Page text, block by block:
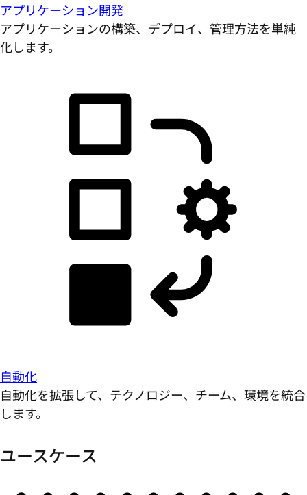
アプリケーション開発
アプリケーションの構築、デプロイ、管理方法を単純
化します。
自動化
自動化を拡張して、テクノロジー、チーム、環境を統合
します。
ユースケース